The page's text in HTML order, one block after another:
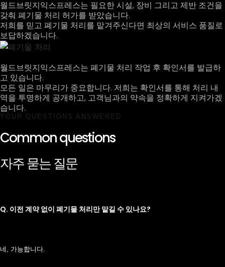
월드브릿지익스프레스는 필요한 시설, 장비 그리고 제반 조건을
갖춰 폐기물 처리 허가를 받았습니다.
저희를 믿고 폐기물 처리를 맡겨주신다면 최상의 서비스 품질로
보답하겠습니다.
월드브릿지익스프레스는 폐기물 처리 작업 후 확인서를 발급하
고 있습니다.
모든 일은 마무리가 중요합니다. 저희는 확인서를 통해 처리 내
역을 투명하게 공개하고, 고객님과의 약속을 정확하게 지켜가겠
습니다.
YOUR QUESTIONS ANSWERED
Common questions
자주 묻는 질문
Q. 이전 계약 없이 폐기물 처리만 맡길 수 있나요?
네, 가능합니다.